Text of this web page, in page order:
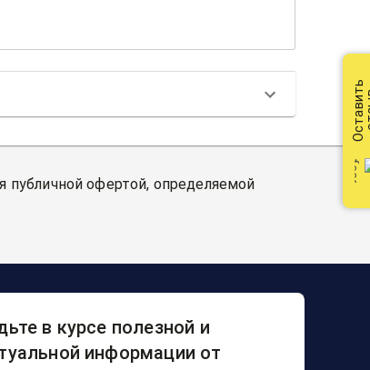
публичной офертой, определяемой
в курсе полезной и
информации от
Оставить